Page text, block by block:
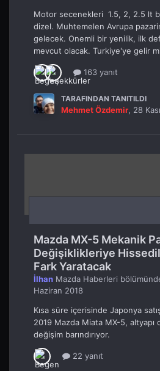
Motor secenekleri 1.5, 2, 2.5 lt
dizel. Muhtemelen Avrupa
gelecek. Onemli bir yenilik, ilk
mevcut olacak. Turkiye'ye gelir
163 yanıt
TARAFINDAN TANITILDI
Mehmet Özdemir, 28
Mazda MX-5 Mekanik
Değişiklikleriye
Fark Yaratacak
İlhan Mazda Haberleri
Haziran 2018
Kısa süre içerisinde Japonya
2019 Mazda Miata MX-5,
değişim barındırıyor.
22 yanıt